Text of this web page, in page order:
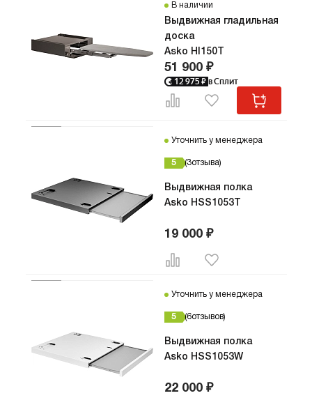
В наличии
Выдвижная гладильная
доска
Asko HI150T
51 900 ₽
12 975 ₽ в Сплит
Уточнить у менеджера
5 3отзыва
Выдвижная полка
Asko HSS1053T
19 000 ₽
Уточнить у менеджера
5 6отзывов
Выдвижная полка
Asko HSS1053W
22 000 ₽